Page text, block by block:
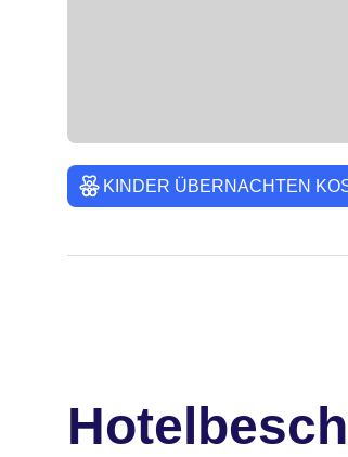
KINDER ÜBERNACHTEN